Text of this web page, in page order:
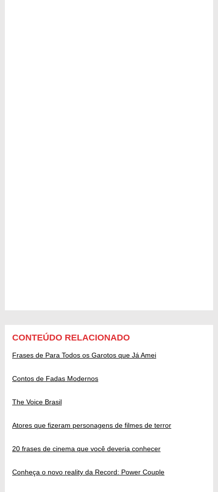
CONTEÚDO RELACIONADO
Frases de Para Todos os Garotos que Já Amei
Contos de Fadas Modernos
The Voice Brasil
Atores que fizeram personagens de filmes de terror
20 frases de cinema que você deveria conhecer
Conheça o novo reality da Record: Power Couple